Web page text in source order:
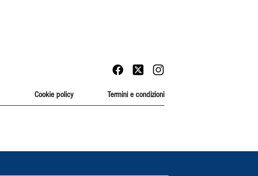
Cookie policy Termini e condizioni